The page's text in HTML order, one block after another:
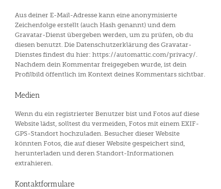
Aus deiner E-Mail-Adresse kann eine anonymisierte
Zeichenfolge erstellt (auch Hash genannt) und dem
Gravatar-Dienst übergeben werden, um zu prüfen, ob du
diesen benutzt. Die Datenschutzerklärung des Gravatar-
Dienstes findest du hier: https://automattic.com/privacy/.
Nachdem dein Kommentar freigegeben wurde, ist dein
Profilbild öffentlich im Kontext deines Kommentars sichtbar.
Medien
Wenn du ein registrierter Benutzer bist und Fotos auf diese
Website lädst, solltest du vermeiden, Fotos mit einem EXIF-
GPS-Standort hochzuladen. Besucher dieser Website
könnten Fotos, die auf dieser Website gespeichert sind,
herunterladen und deren Standort-Informationen
extrahieren.
Kontaktformulare